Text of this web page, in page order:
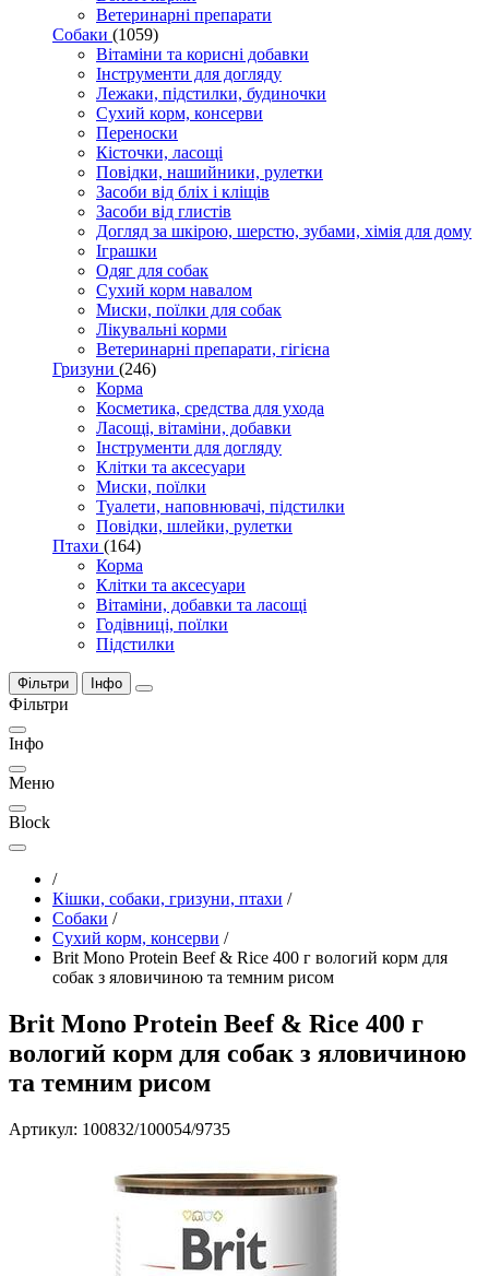
Ветеринарні препарати
Собаки (1059)
Вітаміни та корисні добавки
Інструменти для догляду
Лежаки, підстилки, будиночки
Сухий корм, консерви
Переноски
Кісточки, ласощі
Повідки, нашийники, рулетки
Засоби від бліх і кліщів
Засоби від глистів
Догляд за шкірою, шерстю, зубами, хімія для дому
Іграшки
Одяг для собак
Сухий корм навалом
Миски, поїлки для собак
Лікувальні корми
Ветеринарні препарати, гігієна
Гризуни (246)
Корма
Косметика, средства для ухода
Ласощі, вітаміни, добавки
Інструменти для догляду
Клітки та аксесуари
Миски, поїлки
Туалети, наповнювачі, підстилки
Повідки, шлейки, рулетки
Птахи (164)
Корма
Клітки та аксесуари
Вітаміни, добавки та ласощі
Годівниці, поїлки
Підстилки
Фільтри Інфо
Фільтри
Інфо
Меню
Block
/
Кішки, собаки, гризуни, птахи /
Собаки /
Сухий корм, консерви /
Brit Mono Protein Beef & Rice 400 г вологий корм для
собак з яловичиною та темним рисом
Brit Mono Protein Beef & Rice 400 г
вологий корм для собак з яловичиною
та темним рисом
Артикул: 100832/100054/9735